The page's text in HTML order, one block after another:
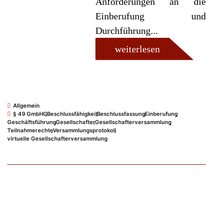
Einberufung und
Durchführung...
weiterlesen
Allgemein
§ 49 GmbHG
,Beschlussfähigkeit
,Beschlussfassung
,Einberufung
,
Geschäftsführung
,Gesellschafter
,Gesellschafterversammlung
,
Teilnahmerechte
,Versammlungsprotokoll
,
virtuelle Gesellschafterversammlung